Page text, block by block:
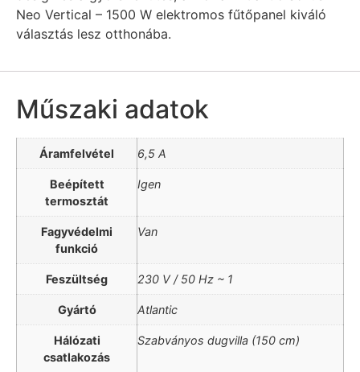
Neo Vertical – 1500 W elektromos fűtőpanel kiváló
választás lesz otthonába.
Műszaki adatok
Áramfelvétel 6,5 A
Beépített
termosztát
Igen
Fagyvédelmi
funkció
Van
Feszültség 230 V / 50 Hz ~ 1
Gyártó Atlantic
Hálózati
csatlakozás
Szabványos dugvilla (150 cm)